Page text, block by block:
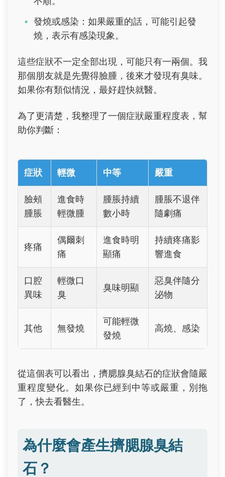
發燒或感染：如果嚴重的話，可能引起發
燒，表示有感染現象。
這些症狀不一定全部出現，可能只有一兩個。我
那個朋友就是先覺得臉腫，後來才發現有臭味。
如果你有類似情況，最好趕快就醫。
為了更清楚，我整理了一個症狀嚴重程度表，幫
助你判斷：
症狀 輕微 中等 嚴重
臉頰
腫脹
進食時
輕微腫
腫脹持續
數小時
腫脹不退伴
隨劇痛
疼痛
偶爾刺
痛
進食時明
顯痛
持續疼痛影
響進食
口腔
異味
輕微口
臭
臭味明顯
惡臭伴隨分
泌物
其他 無發燒
可能輕微
發燒
高燒、感染
從這個表可以看出，擠腮腺臭結石的症狀會隨嚴
重程度變化。如果你已經到中等或嚴重，別拖
了，快去看醫生。
為什麼會產生擠腮腺臭結
石？